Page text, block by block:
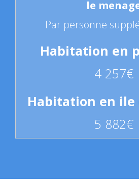
Par personne
4 257€
5 882€